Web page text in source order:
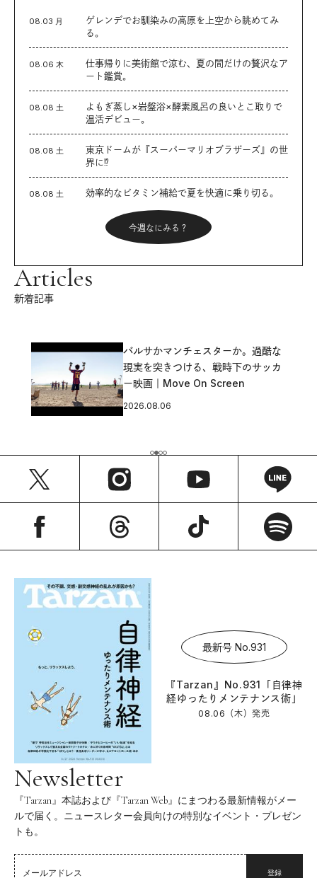
08.03 月
ゲレンデでお馴染みの高原を上空から眺めてみ
る。
08.06 木
仕事帰りに美術館で涼む、夏の間だけの贅沢なア
ート鑑賞。
08.08 土
よもぎ蒸し×岩盤浴×酵素風呂の良いとこ取りで
温活デビュー。
08.08 土
東京ドームが『スーパーマリオブラザーズ』の世
界に⁉︎
08.08 土 効率的なビタミン補給で夏を快適に乗り切る。
今週なにみる？
Articles
新着記事
バルサかマンチェスターか。過酷な
現実を突きつける、戦時下のサッカ
ー映画｜Move On Screen
2026.08.06
最新号 No.931
『Tarzan』No.931「自律神
経ゆったりメンテナンス術」
08.06（木）発売
Newsletter
『Tarzan』本誌および『Tarzan Web』にまつわる最新情報がメー
ルで届く。ニュースレター会員向けの特別なイベント・プレゼン
トも。
登録